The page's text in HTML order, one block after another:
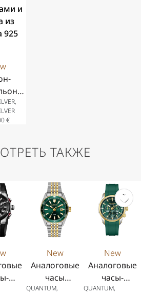
из
с
925
€
ТАКЖЕ
New
Аналоговые
часы
Quantum
QUANTUM,
New
Аналоговые
часы-
хронограф
QUANTUM,